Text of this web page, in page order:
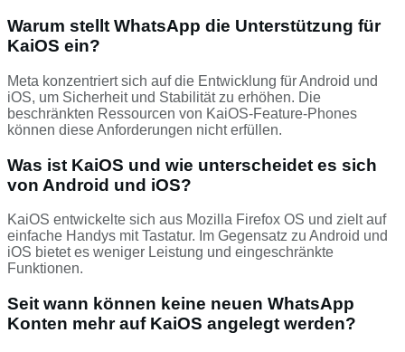
Warum stellt WhatsApp die Unterstützung für
KaiOS ein?
Meta konzentriert sich auf die Entwicklung für Android und
iOS, um Sicherheit und Stabilität zu erhöhen. Die
beschränkten Ressourcen von KaiOS-Feature-Phones
können diese Anforderungen nicht erfüllen.
Was ist KaiOS und wie unterscheidet es sich
von Android und iOS?
KaiOS entwickelte sich aus Mozilla Firefox OS und zielt auf
einfache Handys mit Tastatur. Im Gegensatz zu Android und
iOS bietet es weniger Leistung und eingeschränkte
Funktionen.
Seit wann können keine neuen WhatsApp
Konten mehr auf KaiOS angelegt werden?